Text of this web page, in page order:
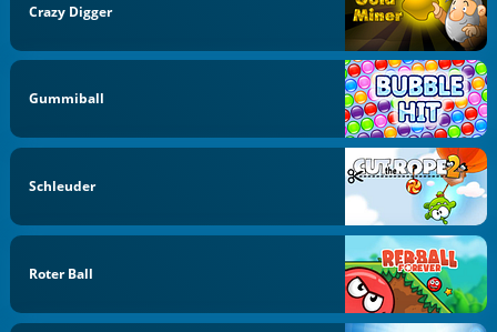
Crazy Digger
Gummiball
Schleuder
Roter Ball